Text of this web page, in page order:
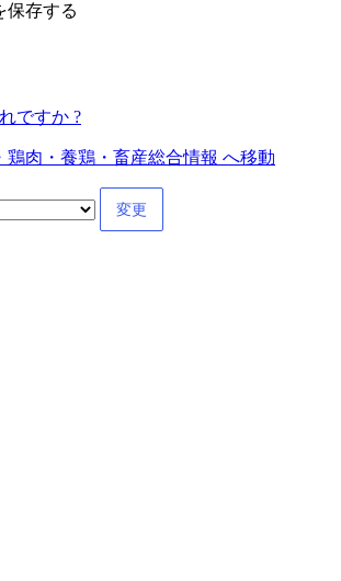
保存する
ですか ?
肉・養鶏・畜産総合情報 へ移動